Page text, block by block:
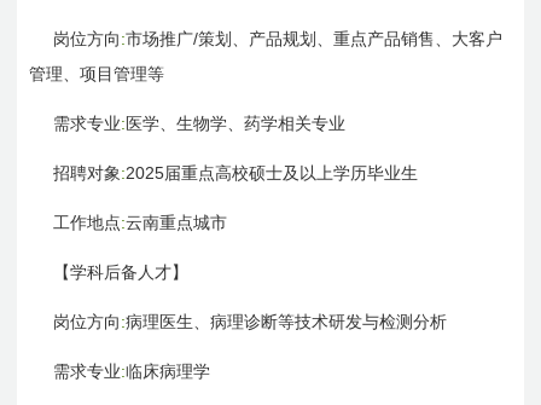
岗位方向 :市场推广/策划、产品规划、重点产品销售、大客户
管理、项目管理等
需求专业: 医学、生物学、药学相关专业
招聘对象 :2025届重点高校硕士及以上学历毕业生
工作地点:云南重点城市
【学科后备人才】
岗位方向 :病理医生、病理诊断等技术研发与检测分析
需求专业:临床病理学